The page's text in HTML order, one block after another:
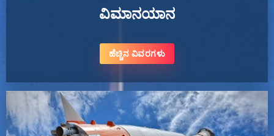
ವಿಮಾನಯಾನ
ಹೆಚ್ಚಿನ ವಿವರಗಳು